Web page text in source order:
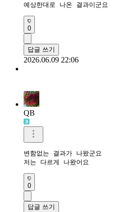
예상한대로 나온 결과이군요
0
답글 쓰기
2026.06.09 22:06
QB
변함없는 결과가 나왔군요
저는 다르게 나왔어요
0
답글 쓰기